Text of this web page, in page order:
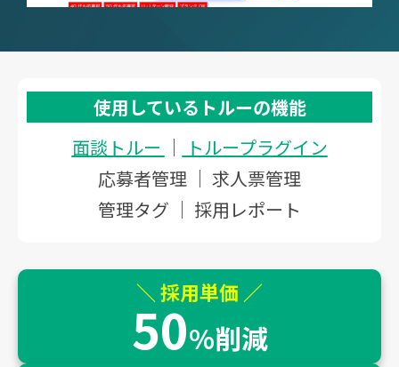
使用しているトルーの機能
面談トルー ｜
トループラグイン
応募者管理 ｜ 求人票管理
管理タグ ｜ 採用レポート
＼ 採用単価 ／
50%削減